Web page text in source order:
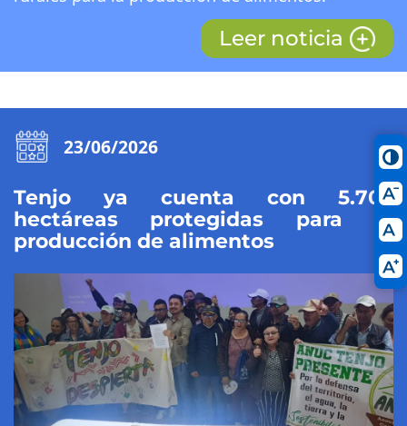
Leer noticia
23/06/2026
Tenjo ya cuenta con 5.703
hectáreas protegidas para la
producción de alimentos